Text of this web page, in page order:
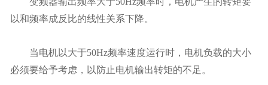
以和频率成反比的线性关系下降。
当电机以大于50Hz频率速度运行时，电机负载的大小
必须要给予考虑，以防止电机输出转矩的不足。